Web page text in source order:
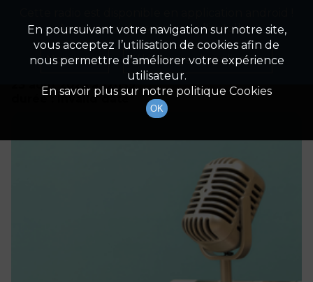
Détails De L'épisode
23 août 2023
à 12h59
durée : Invalid date
En poursuivant votre navigation sur notre site,
vous acceptez l’utilisation de cookies afin de
nous permettre d’améliorer votre expérience
utilisateur.
En savoir plus sur notre politique Cookies
OK
Appuyez ci-dessous pour l'installer.
Non merci Télécharger l'application